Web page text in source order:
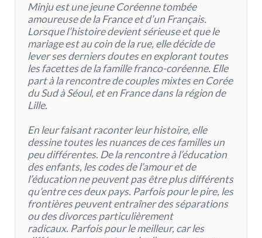
Minju est une jeune Coréenne tombée
amoureuse de la France et d’un Français.
Lorsque l’histoire devient sérieuse et que le
mariage est au coin de la rue, elle décide de
lever ses derniers doutes en explorant toutes
les facettes de la famille franco-coréenne. Elle
part à la rencontre de couples mixtes en Corée
du Sud à Séoul, et en France dans la région de
Lille.
En leur faisant raconter leur histoire, elle
dessine toutes les nuances de ces familles un
peu différentes. De la rencontre à l’éducation
des enfants, les codes de l’amour et de
l’éducation ne peuvent pas être plus différents
qu’entre ces deux pays. Parfois pour le pire, les
frontières peuvent entraîner des séparations
ou des divorces particulièrement
radicaux. Parfois pour le meilleur, car les